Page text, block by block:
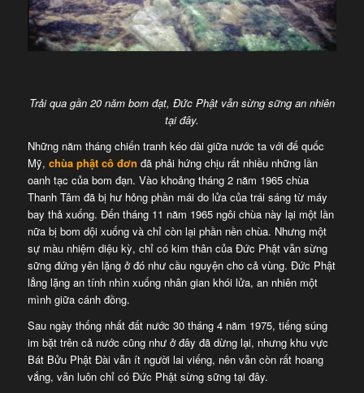
Trải qua gần 20 năm bom đạt, Đức Phật vẫn sừng sững an nhiên
tại đây.
Những năm tháng chiến tranh kéo dài giữa nước ta với đế quốc
Mỹ, chùa phật cô đơn đã phải hứng chịu rất nhiều những lần
oanh tạc của bom đạn. Vào khoảng tháng 2 năm 1965 chùa
Thanh Tâm đã bị hư hỏng phần mái do lửa của trái sáng từ máy
bay thả xuống. Đến tháng 11 năm 1965 ngôi chùa này lại một lần
nữa bị bom dội xuống và chỉ còn lại phần nền chùa. Nhưng một
sự màu nhiệm diệu kỳ, chỉ có kim thân của Đức Phật vẫn sừng
sững đứng yên lặng ở đó như cầu nguyện cho cả vùng. Đức Phật
lẳng lặng an tính nhìn xuống nhân gian khói lửa, an nhiên một
mình giữa cánh đồng.
Sau ngày thống nhất đất nước 30 tháng 4 năm 1975, tiếng súng
im bặt trên cả nước cũng như ở đây đã dừng lại, nhưng khu vực
Bát Bửu Phật Đài vẫn ít người lai viếng, nên vẫn còn rất hoang
vắng, vẫn luôn chỉ có Đức Phật sừng sững tại đây.